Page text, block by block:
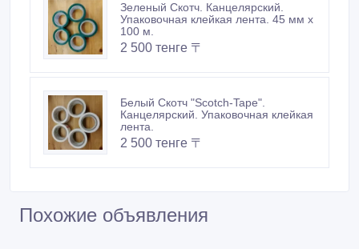
Зеленый Скотч. Канцелярский.
Упаковочная клейкая лента. 45 мм x
100 м.
2 500 тенге 〒
Белый Скотч "Scotch-Tape".
Канцелярский. Упаковочная клейкая
лента.
2 500 тенге 〒
Похожие объявления